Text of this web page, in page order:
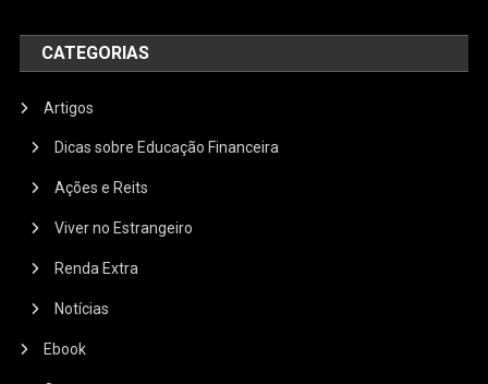
CATEGORIAS
Artigos
Dicas sobre Educação Financeira
Ações e Reits
Viver no Estrangeiro
Renda Extra
Notícias
Ebook